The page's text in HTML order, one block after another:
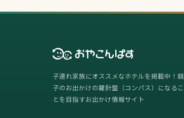
子連れ家族にオススメなホテルを掲載中！親
子のお出かけの羅針盤（コンパス）になるこ
とを目指すお出かけ情報サイト